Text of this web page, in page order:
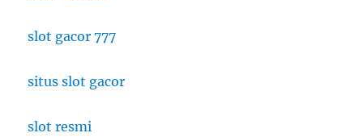
slot gacor 777
situs slot gacor
slot resmi